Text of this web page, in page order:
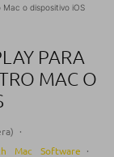
o dispositivo iOS
PARA
MAC O
·
Mac Software ·